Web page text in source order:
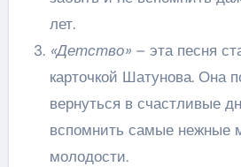
лет.
«Детство»– эта песня
карточкой Шатунова. Она
вернуться в счастливые
вспомнить самые нежные
молодости.